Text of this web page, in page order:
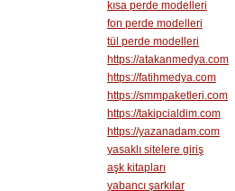
kısa perde modelleri
fon perde modelleri
tül perde modelleri
https://atakanmedya.com
https://fatihmedya.com
https://smmpaketleri.com
https://takipcialdim.com
https://yazanadam.com
yasaklı sitelere giriş
aşk kitapları
yabancı şarkılar